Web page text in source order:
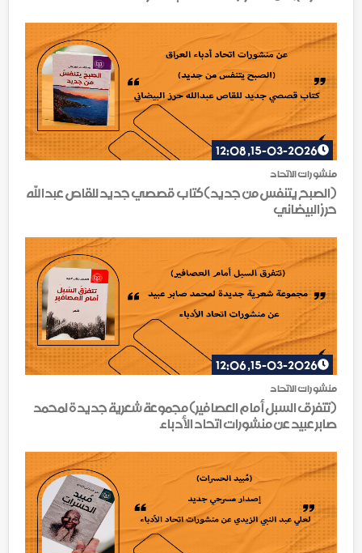
منشورات الاتحاد
15-03-2026, 12:08
(الصبح يتنفس من جديد)كتاب قصصي جديد للقاص عبدالله
حرز البيضاني
منشورات الاتحاد
15-03-2026, 12:06
(تتفرق السبل أمام العصافير) مجموعة شعرية جديدة لمحمد
صابر عبيد عن منشورات اتحاد الأدباء